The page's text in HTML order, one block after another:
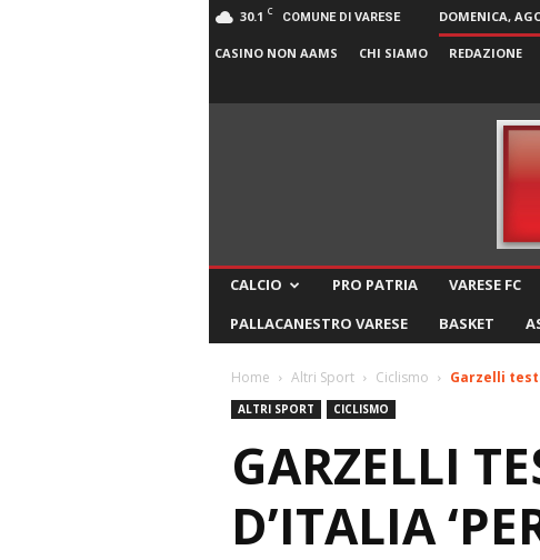
30.1 C COMUNE DI VARESE DOMENICA,
CASINO NON AAMS CHI SIAMO REDAZIONE
CALCIO PRO PATRIA VARESE FC
PALLACANESTRO VARESE
BASKET
Home Altri Sport Ciclismo Garzelli
ALTRI SPORT CICLISMO
GARZELLI
D’ITALIA